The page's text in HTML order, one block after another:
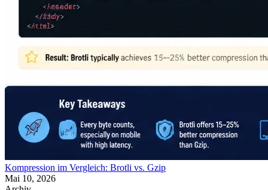
Kompression im Vergleich: Brotli vs. Gzip
Mai 10, 2026